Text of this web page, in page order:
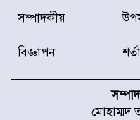
সম্পাদকীয়
বিজ্ঞাপন
মোহাম্মদ